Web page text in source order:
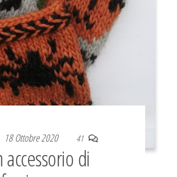
18 Ottobre 2020 41
di